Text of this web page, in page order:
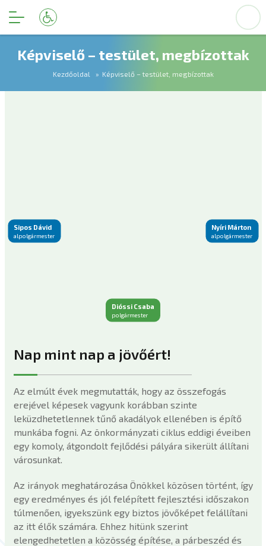
Képviselő – testület, megbízottak
Kezdőoldal Képviselő – testület, megbízottak
Nap mint nap a jövőért!
Az elmúlt évek megmutatták, hogy az összefogás
erejével képesek vagyunk korábban szinte
leküzdhetetlennek tűnő akadályok ellenében is építő
munkába fogni. Az önkormányzati ciklus eddigi éveiben
egy komoly, átgondolt fejlődési pályára sikerült állítani
városunkat.
Az irányok meghatározása Önökkel közösen történt, így
egy eredményes és jól felépített fejlesztési időszakon
túlmenően, igyekszünk egy biztos jövőképet felállítani
az itt élők számára. Ehhez hitünk szerint
elengedhetetlen a közösség építése, a párbeszéd és
Sipos Dávid
alpolgármester
Nyíri Márton
alpolgármester
Dióssi Csaba
polgármester